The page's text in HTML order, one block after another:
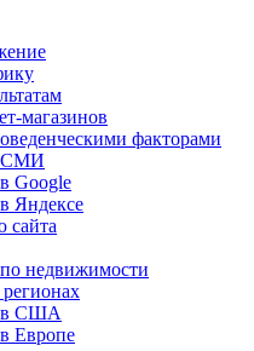
магазинов
факторами
СМИ
Google
Яндексе
сайта
недвижимости
в США
Европе